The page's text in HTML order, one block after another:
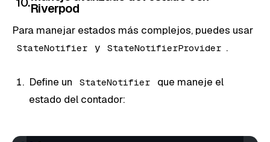
Riverpod
Para manejar estados más complejos, puedes usar
StateNotifier y StateNotifierProvider .
Define un StateNotifier
que maneje el
estado del contador: